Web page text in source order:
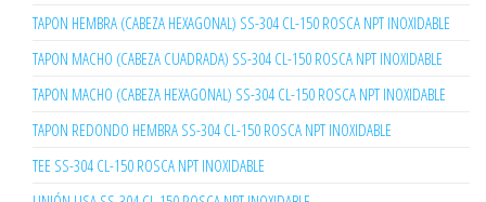
TAPON HEMBRA (CABEZA HEXAGONAL) SS-304 CL-150 ROSCA NPT INOXIDABLE
TAPON MACHO (CABEZA CUADRADA) SS-304 CL-150 ROSCA NPT INOXIDABLE
TAPON MACHO (CABEZA HEXAGONAL) SS-304 CL-150 ROSCA NPT INOXIDABLE
TAPON REDONDO HEMBRA SS-304 CL-150 ROSCA NPT INOXIDABLE
TEE SS-304 CL-150 ROSCA NPT INOXIDABLE